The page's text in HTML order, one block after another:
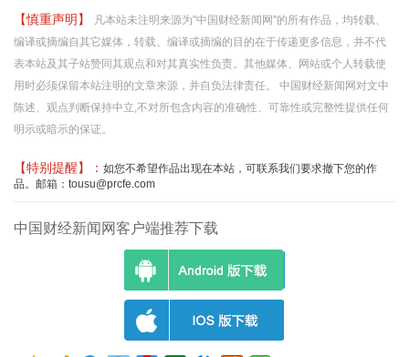
【慎重声明】
凡本站未注明来源为"中国财经新闻网"的所有作品，均转载、
编译或摘编自其它媒体，转载、编译或摘编的目的在于传递更多信息，并不代
表本站及其子站赞同其观点和对其真实性负责。其他媒体、网站或个人转载使
用时必须保留本站注明的文章来源，并自负法律责任。 中国财经新闻网对文中
陈述、观点判断保持中立,不对所包含内容的准确性、可靠性或完整性提供任何
明示或暗示的保证。
【特别提醒】： 如您不希望作品出现在本站，可联系我们要求撤下您的作
品。邮箱：tousu@prcfe.com
中国财经新闻网客户端推荐下载